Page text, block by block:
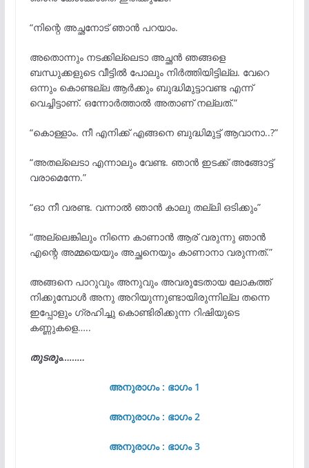
“നിന്റെ അച്ഛനോട് ഞാൻ പറയാം.
അതൊന്നും നടക്കില്ലെടാ അച്ഛൻ ഞങ്ങളെ
ബന്ധുക്കളുടെ വീട്ടിൽ പോലും നിർത്തിയിട്ടില്ല. വേറെ
ഒന്നും കൊണ്ടല്ല ആർക്കും ബുദ്ധിമുട്ടാവണ്ട എന്ന്
വെച്ചിട്ടാണ്. ഒന്നോർത്താൽ അതാണ് നല്ലത്.”
“കൊള്ളാം. നീ എനിക്ക് എങ്ങനെ ബുദ്ധിമുട്ട് ആവാനാ..?”
“അതല്ലെടാ എന്നാലും വേണ്ട. ഞാൻ ഇടക്ക് അങ്ങോട്ട്
വരാമെന്നേ.”
“ഓ നീ വരണ്ട. വന്നാൽ ഞാൻ കാലു തല്ലി ഒടിക്കും”
“അല്ലെങ്കിലും നിന്നെ കാണാൻ ആര് വരുന്നു ഞാൻ
എന്റെ അമ്മയെയും അച്ഛനെയും കാണാനാ വരുന്നത്.”
അങ്ങനെ പാറുവും അനുവും അവരുടേതായ ലോകത്ത്
നിക്കുമ്പോൾ അനു അറിയുന്നുണ്ടായിരുന്നില്ല തന്നെ
ഇപ്പോളും ഗ്രഹിച്ചു കൊണ്ടിരിക്കുന്ന റിഷിയുടെ
കണ്ണുകളെ…..
തുടരും………
അനുരാഗം : ഭാഗം 1
അനുരാഗം : ഭാഗം 2
അനുരാഗം : ഭാഗം 3